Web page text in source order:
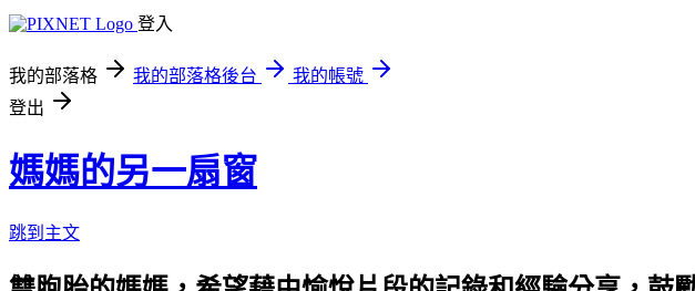
登入
我的部落格 我的部落格後台
我的帳號
登出
媽媽的另一扇窗
跳到主文